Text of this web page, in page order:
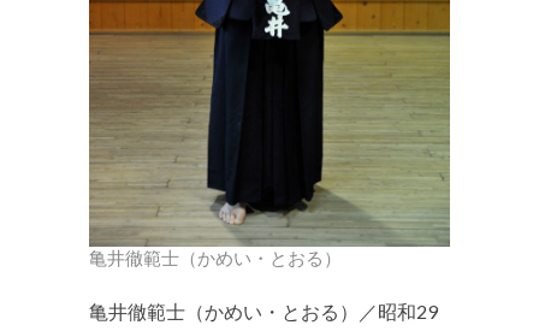
亀井徹範士（かめい・とおる）
亀井徹範士（かめい・とおる）／昭和29